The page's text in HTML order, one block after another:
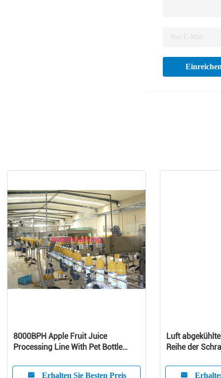
8000BPH Apple Fruit Juice
Processing Line With Pet Bottle
Erhalten Sie Besten Preis
Luft
Reihe der